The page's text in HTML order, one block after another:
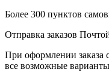
Более 300 пунктов
Отправка заказов
При оформлении заказа
все возможные